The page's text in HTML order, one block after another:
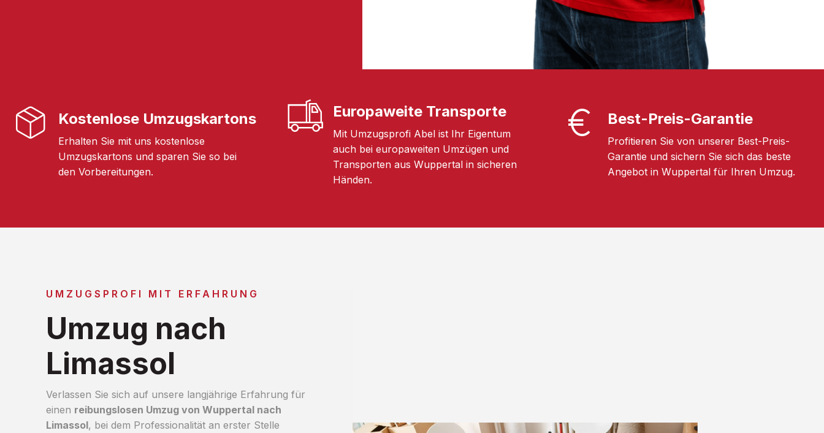
Kostenlose Umzugskartons
Erhalten Sie mit uns kostenlose
Umzugskartons und sparen Sie so bei
den Vorbereitungen.
Europaweite Transporte
Mit Umzugsprofi Abel ist Ihr Eigentum
auch bei europaweiten Umzügen und
Transporten aus Wuppertal in sicheren
Händen.
Best-Preis-Garantie
Profitieren Sie von unserer Best-Preis-
Garantie und sichern Sie sich das beste
Angebot in Wuppertal für Ihren Umzug.
UMZUGSPROFI MIT ERFAHRUNG
Umzug nach
Limassol
Verlassen Sie sich auf unsere langjährige Erfahrung für
einen reibungslosen Umzug von Wuppertal nach
Limassol, bei dem Professionalität an erster Stelle